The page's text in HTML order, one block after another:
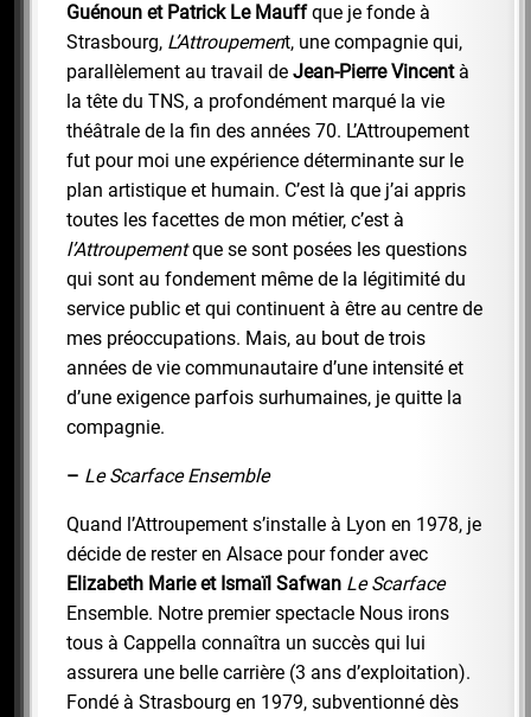
Guénoun et Patrick Le Mauffque je fonde à
Strasbourg, L’Attroupement, une compagnie qui,
parallèlement au travail de Jean-Pierre Vincentà
la tête du TNS, a profondément marqué la vie
théâtrale de la fin des années 70. L’Attroupement
fut pour moi une expérience déterminante sur le
plan artistique et humain. C’est là que j’ai appris
toutes les facettes de mon métier, c’est à
l’Attroupementque se sont posées les questions
qui sont au fondement même de la légitimité du
service public et qui continuent à être au centre de
mes préoccupations. Mais, au bout de trois
années de vie communautaire d’une intensité et
d’une exigence parfois surhumaines, je quitte la
compagnie.
– Le Scarface Ensemble
Quand l’Attroupement s’installe à Lyon en 1978, je
décide de rester en Alsace pour fonder avec
Elizabeth Marie et Ismaïl Safwan Le Scarface
Ensemble. Notre premier spectacle Nous irons
tous à Cappella connaîtra un succès qui lui
assurera une belle carrière (3 ans d’exploitation).
Fondé à Strasbourg en 1979, subventionné dès